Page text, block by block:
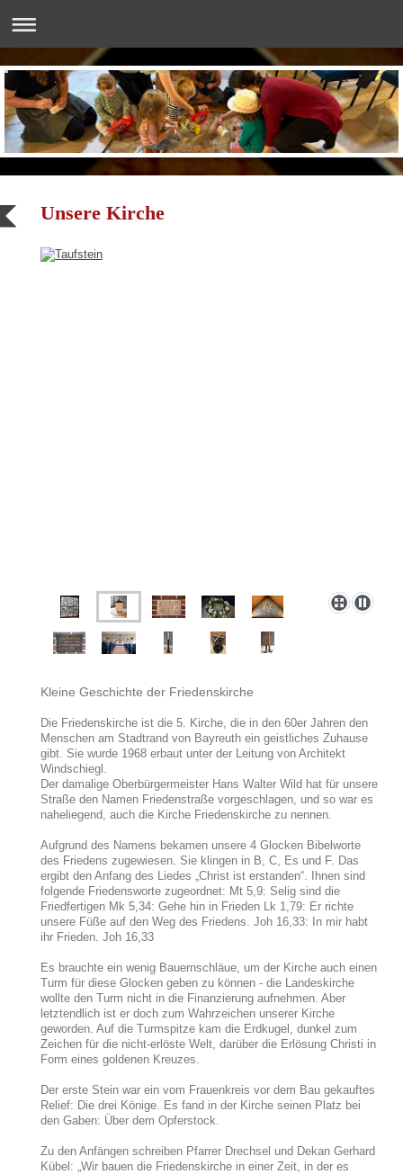
Unsere Kirche
Kleine Geschichte der Friedenskirche
Die Friedenskirche ist die 5. Kirche, die in den 60er Jahren den
Menschen am Stadtrand von Bayreuth ein geistliches Zuhause
gibt. Sie wurde 1968 erbaut unter der Leitung von Architekt
Windschiegl.
Der damalige Oberbürgermeister Hans Walter Wild hat für unsere
Straße den Namen Friedenstraße vorgeschlagen, und so war es
naheliegend, auch die Kirche Friedenskirche zu nennen.
Aufgrund des Namens bekamen unsere 4 Glocken Bibelworte
des Friedens zugewiesen. Sie klingen in B, C, Es und F. Das
ergibt den Anfang des Liedes „Christ ist erstanden“. Ihnen sind
folgende Friedensworte zugeordnet: Mt 5,9: Selig sind die
Friedfertigen Mk 5,34: Gehe hin in Frieden Lk 1,79: Er richte
unsere Füße auf den Weg des Friedens. Joh 16,33: In mir habt
ihr Frieden. Joh 16,33
Es brauchte ein wenig Bauernschläue, um der Kirche auch einen
Turm für diese Glocken geben zu können - die Landeskirche
wollte den Turm nicht in die Finanzierung aufnehmen. Aber
letztendlich ist er doch zum Wahrzeichen unserer Kirche
geworden. Auf die Turmspitze kam die Erdkugel, dunkel zum
Zeichen für die nicht-erlöste Welt, darüber die Erlösung Christi in
Form eines goldenen Kreuzes.
Der erste Stein war ein vom Frauenkreis vor dem Bau gekauftes
Relief: Die drei Könige. Es fand in der Kirche seinen Platz bei
den Gaben: Über dem Opferstock.
Zu den Anfängen schreiben Pfarrer Drechsel und Dekan Gerhard
Kübel: „Wir bauen die Friedenskirche in einer Zeit, in der es